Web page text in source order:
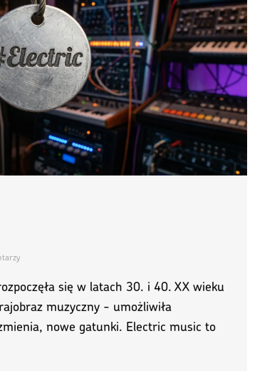
się w latach 30. i 40. XX wieku
muzyczny - umożliwiła
nowe gatunki. Electric music to